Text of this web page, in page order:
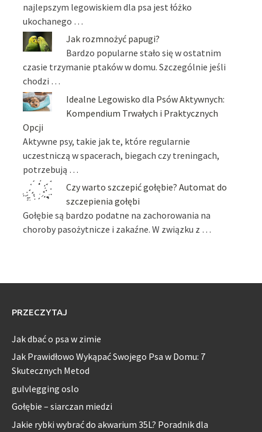
najlepszym legowiskiem dla psa jest łóżko
ukochanego …
Jak rozmnożyć papugi?
Bardzo popularne stało się w ostatnim
czasie trzymanie ptaków w domu. Szczególnie jeśli
chodzi …
Idealne Legowisko dla Psów Aktywnych:
Kompendium Trwałych i Praktycznych
Opcji
Aktywne psy, takie jak te, które regularnie
uczestniczą w spacerach, biegach czy treningach,
potrzebują …
Czy warto szczepić gołębie? Automat do
szczepienia gołębi
Gołębie są bardzo podatne na zachorowania na
choroby pasożytnicze i zakaźne. W związku z …
PRZECZYTAJ
Jak dbać o psa w zimie
Jak Prawidłowo Wykąpać Swojego Psa w Domu: 7
Skutecznych Metod
gulvlegging oslo
Gołębie – siarczan miedzi
Jakie rybki wybrać do akwarium 35L? Poradnik dla